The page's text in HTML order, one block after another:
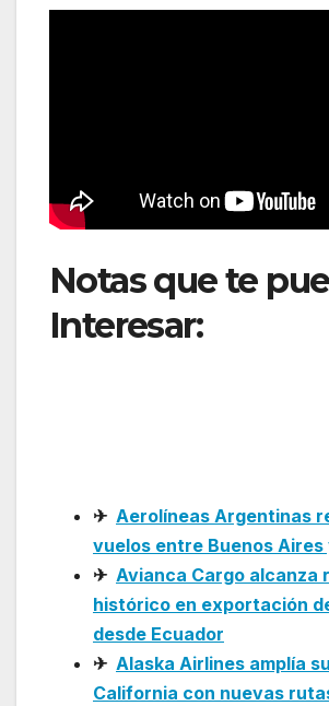
Notas que te
Interesar:
✈ Aerolíneas Argentinas
vuelos entre Buenos Aires
✈ Avianca Cargo alcanza
histórico en exportación
desde Ecuador
✈ Alaska Airlines amplía
California con nuevas